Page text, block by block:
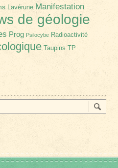
Lavérune Manifestation
de géologie
Prog Psilocybe Radioactivité
Taupins TP